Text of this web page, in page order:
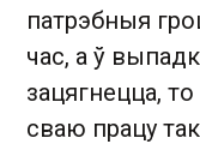
патрэбныя
час, а ў
зацягнецца,
сваю працу